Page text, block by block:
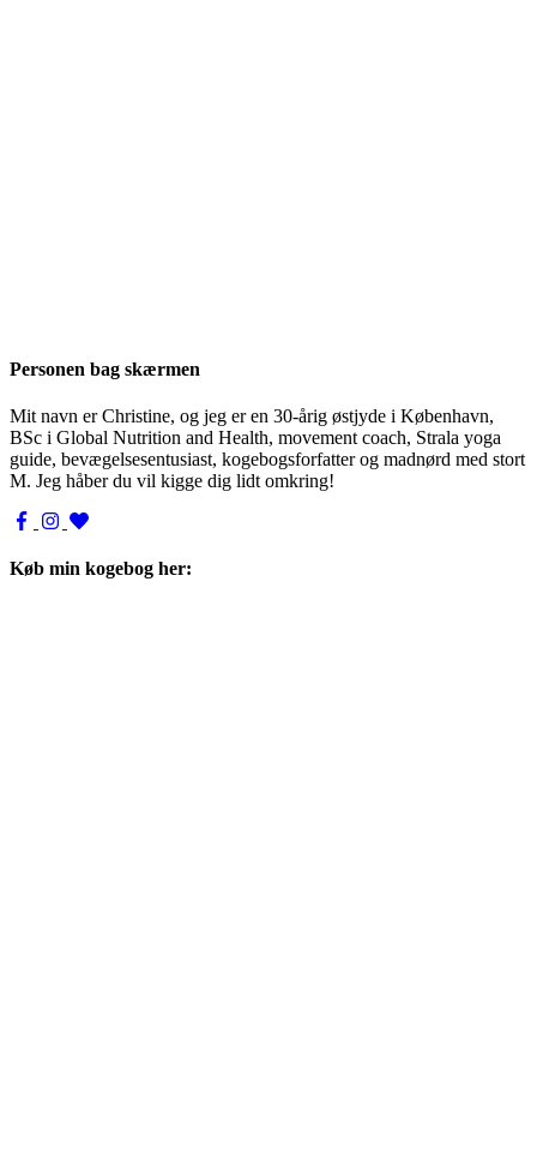
Personen bag skærmen
Mit navn er Christine, og jeg er en 30-årig østjyde i København,
BSc i Global Nutrition and Health, movement coach, Strala yoga
guide, bevægelsesentusiast, kogebogsforfatter og madnørd med stort
M. Jeg håber du vil kigge dig lidt omkring!
Køb min kogebog her: